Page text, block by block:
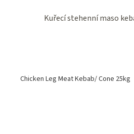
Kuřecí stehenní maso
Chicken Leg Meat Kebab/ Cone 25kg